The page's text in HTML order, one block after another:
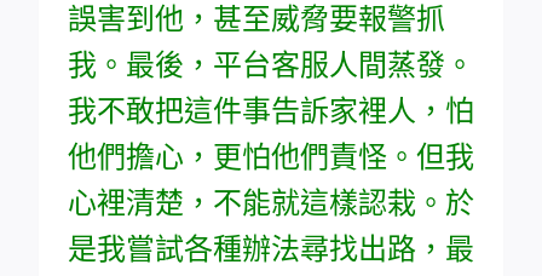
誤害到他，甚至威脅要報警抓
我。最後，平台客服人間蒸發。
我不敢把這件事告訴家裡人，怕
他們擔心，更怕他們責怪。但我
心裡清楚，不能就這樣認栽。於
是我嘗試各種辦法尋找出路，最